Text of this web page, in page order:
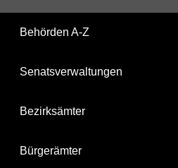
Behörden A-Z
Senatsverwaltungen
Bezirksämter
Bürgerämter